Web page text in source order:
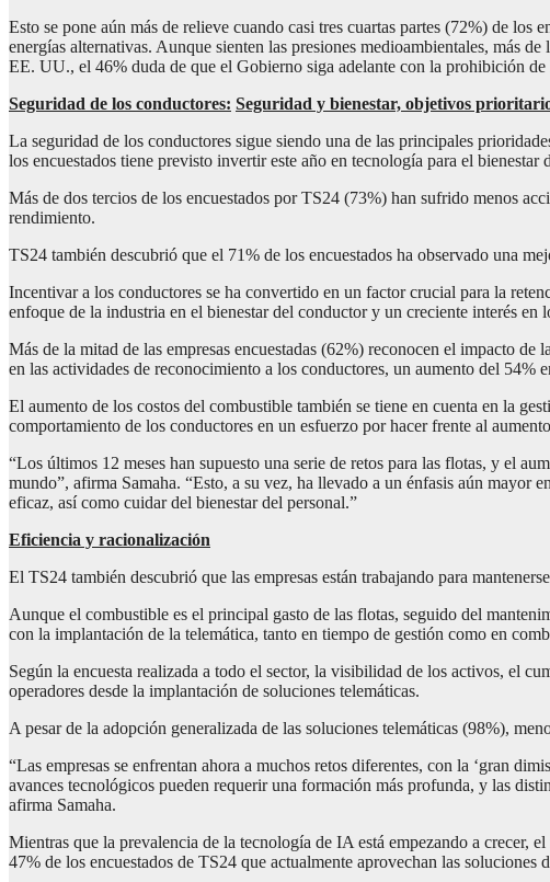
Esto se pone aún más de relieve cuando casi tres cuartas partes (72%) de los
energías alternativas. Aunque sienten las presiones medioambientales, más
EE. UU., el 46% duda de que el Gobierno siga adelante con la prohibición
Seguridad de los conductores: Seguridad y bienestar, objetivos
La seguridad de los conductores sigue siendo una de las principales
los encuestados tiene previsto invertir este año en tecnología para el bienestar
Más de dos tercios de los encuestados por TS24 (73%) han sufrido menos
rendimiento.
TS24 también descubrió que el 71% de los encuestados ha observado una
Incentivar a los conductores se ha convertido en un factor crucial para la
enfoque de la industria en el bienestar del conductor y un creciente interés
Más de la mitad de las empresas encuestadas (62%) reconocen el impacto
en las actividades de reconocimiento a los conductores, un aumento del
El aumento de los costos del combustible también se tiene en cuenta en la
comportamiento de los conductores en un esfuerzo por hacer frente al
“Los últimos 12 meses han supuesto una serie de retos para las flotas, y el
mundo”, afirma Samaha. “Esto, a su vez, ha llevado a un énfasis aún mayor
eficaz, así como cuidar del bienestar del personal.”
Eficiencia y racionalización
El TS24 también descubrió que las empresas están trabajando para
Aunque el combustible es el principal gasto de las flotas, seguido del
con la implantación de la telemática, tanto en tiempo de gestión como en
Según la encuesta realizada a todo el sector, la visibilidad de los activos, el
operadores desde la implantación de soluciones telemáticas.
A pesar de la adopción generalizada de las soluciones telemáticas (98%),
“Las empresas se enfrentan ahora a muchos retos diferentes, con la ‘gran
avances tecnológicos pueden requerir una formación más profunda, y las
afirma Samaha.
Mientras que la prevalencia de la tecnología de IA está empezando a crecer,
47% de los encuestados de TS24 que actualmente aprovechan las soluciones